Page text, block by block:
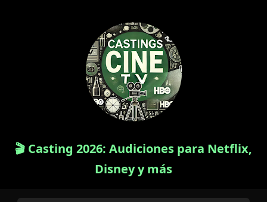
🎬 Casting 2026: Audiciones para Netflix,
Disney y más